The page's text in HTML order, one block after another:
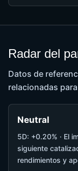
Radar del
Datos de
relacionadas
Neutral
5D: +0.20% · El
siguiente
rendimientos y